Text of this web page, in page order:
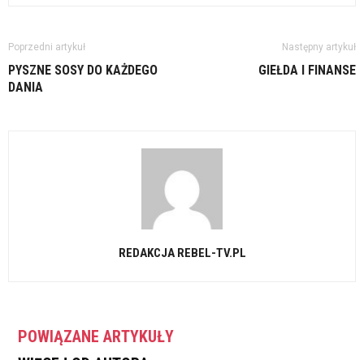
Poprzedni artykuł
PYSZNE SOSY DO KAŻDEGO
DANIA
Następny artykuł
GIEŁDA I FINANSE
REDAKCJA REBEL-TV.PL
POWIĄZANE ARTYKUŁY